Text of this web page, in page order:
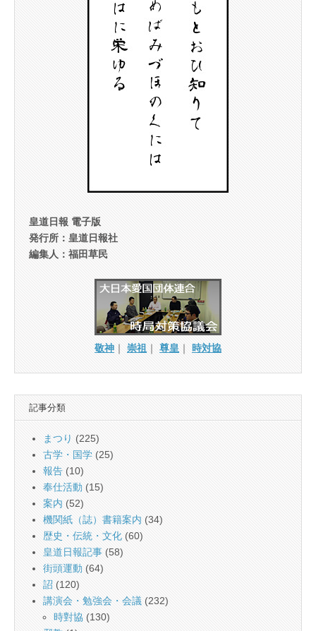
皇道日報 電子版
発行所：皇道日報社
編集人：福田草民
敬神 ｜ 崇祖 ｜ 尊皇 ｜ 時対協
記事分類
まつり (225)
古学・国学 (25)
報告 (10)
奉仕活動 (15)
案内 (52)
機関紙（誌）書籍案内 (34)
歴史・伝統・文化 (60)
皇道日報記事 (58)
街頭運動 (64)
詔 (120)
講演会・勉強会・会議 (232)
時對協 (130)